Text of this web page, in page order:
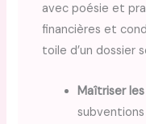
avec poésie et
financières et
toile d’un dossier
Maîtriser